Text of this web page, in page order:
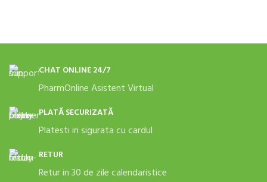
CHAT ONLINE 24/7
PharmOnline Asistent Virtual
PLATĂ SECURIZATĂ
Platesti in sigurata cu cardul
RETUR
Retur in 30 de zile calendaristice